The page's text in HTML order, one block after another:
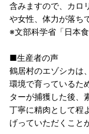
含みますので、カロ
や女性、体力が落ち
※文部科学省「日本
■生産者の声
鶴居村のエゾシカは
環境で育っているた
ターが捕獲した後、
丁寧に精肉として程
げっていただくこと